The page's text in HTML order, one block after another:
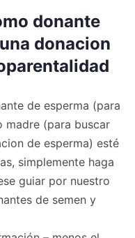
donante
donacion
de esperma (para
madre (para buscar
de esperma) esté
simplemente haga
guiar por nuestro
de semen y